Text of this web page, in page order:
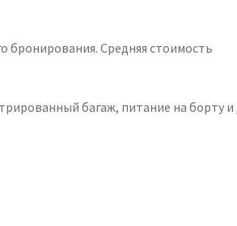
бронирования. Средняя стоимость
багаж, питание на борту и